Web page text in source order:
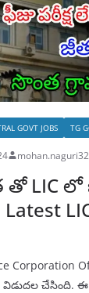
GOVT JOBS TG
తో LIC
Corporation
విడుదల